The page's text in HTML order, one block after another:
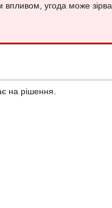
угода може
на рішення.